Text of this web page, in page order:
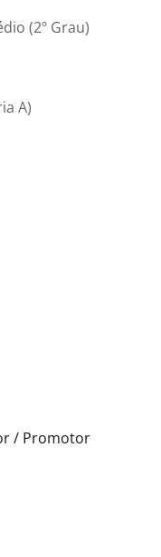
(2º Grau)
A)
/ Promotor